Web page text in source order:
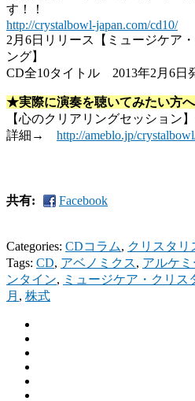
す！！
http://crystalbowl-japan.com/cd10/
2月6日リリース【ミュージケア
ング】
CD全10タイトル 2013年2月6日
★実際に演奏を聴いてみたい方
【心のクリアリングセッション
詳細→ http://ameblo.jp/
共有: Facebook
Categories: CDコラム, クリスタリ
Tags: CD, アベノミクス, アルケミ
ンタイン, ミュージケア・クリ
月 , 株式